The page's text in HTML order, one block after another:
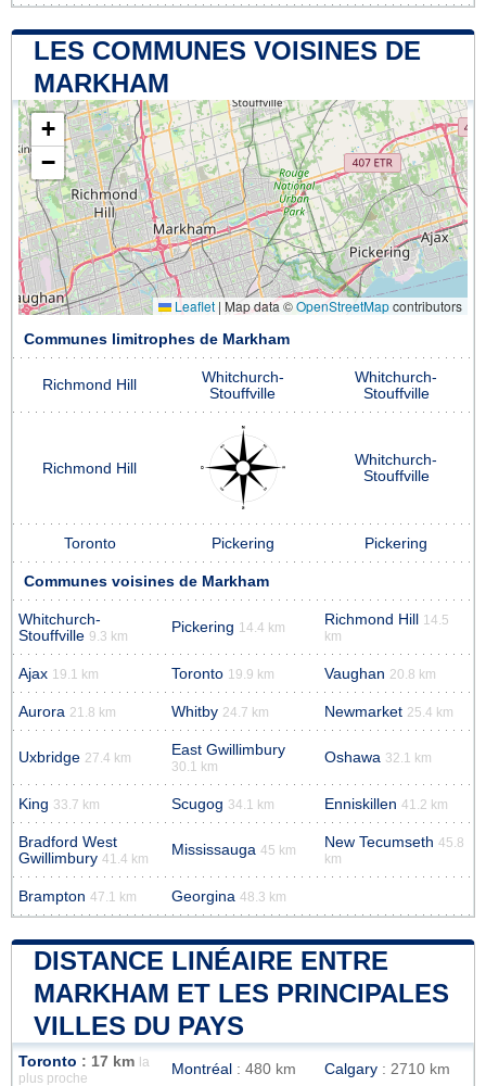
LES COMMUNES VOISINES DE
MARKHAM
+
−
Leaflet | Map data ©OpenStreetMapcontributors
Communes limitrophes de Markham
Richmond Hill
Whitchurch-
Stouffville
Whitchurch-
Stouffville
Richmond Hill
Whitchurch-
Stouffville
Toronto Pickering Pickering
Communes voisines de Markham
Whitchurch-
Stouffville 9.3 km
Pickering 14.4 km Richmond Hill 14.5
km
Ajax 19.1 km Toronto 19.9 km Vaughan 20.8 km
Aurora 21.8 km Whitby 24.7 km Newmarket 25.4 km
Uxbridge 27.4 km East Gwillimbury
30.1 km
Oshawa 32.1 km
King 33.7 km Scugog 34.1 km Enniskillen 41.2 km
Bradford West
Gwillimbury 41.4 km
Mississauga 45 km New Tecumseth 45.8
km
Brampton 47.1 km Georgina 48.3 km
DISTANCE LINÉAIRE ENTRE
MARKHAM ET LES PRINCIPALES
VILLES DU PAYS
Toronto : 17 km
la
plus proche
Montréal : 480 km Calgary : 2710 km